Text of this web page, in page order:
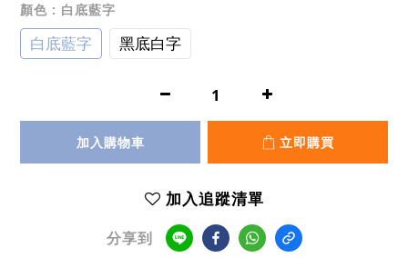
顏色 : 白底藍字
白底藍字 黑底白字
加入購物車 立即購買
加入追蹤清單
分享到